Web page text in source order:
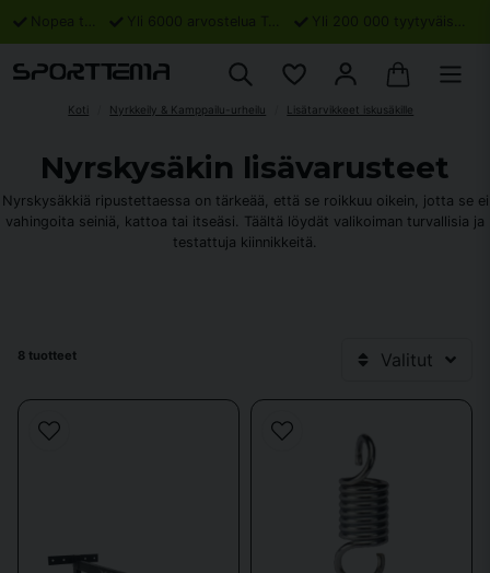
Nopea toimitus Yli 6000 arvostelua Trustpilotissa Yli 200 000 tyytyväistä asiakasta
Koti Nyrkkeily & Kamppailu-urheilu Lisätarvikkeet iskusäkille
Nyrskysäkin lisävarusteet
Nyrskysäkkiä ripustettaessa on tärkeää, että se roikkuu oikein, jotta se ei
vahingoita seiniä, kattoa tai itseäsi. Täältä löydät valikoiman turvallisia ja
testattuja kiinnikkeitä.
8 tuotteet Valitut